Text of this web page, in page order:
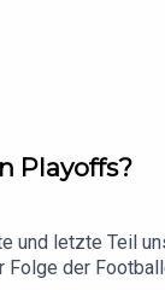
Playoffs?
und letzte Teil
der